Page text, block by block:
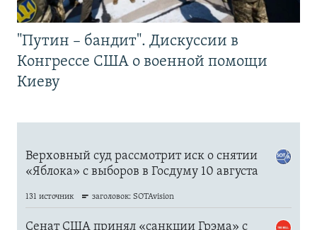
"Путин – бандит". Дискуссии в
Конгрессе США о военной помощи
Киеву